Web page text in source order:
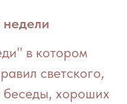
в котором
светского,
беседы, хороших